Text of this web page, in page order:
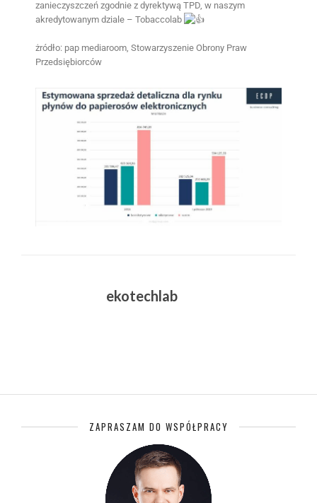
zanieczyszczeń zgodnie z dyrektywą TPD, w naszym
akredytowanym dziale – Tobaccolab
żródło: pap mediaroom, Stowarzyszenie Obrony Praw
Przedsiębiorców
ekotechlab
ZAPRASZAM DO WSPÓŁPRACY